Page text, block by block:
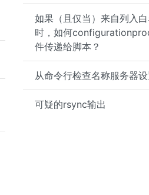
如果（且仅当）来自列入
时，如何
件传递给脚本？
从命令行检查名称服务器
可疑的rsync输出